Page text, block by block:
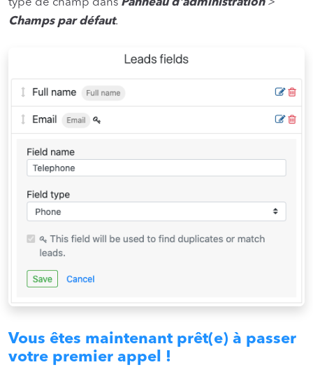
Champs par défaut.
Vous êtes maintenant prêt(e) à passer
votre premier appel !